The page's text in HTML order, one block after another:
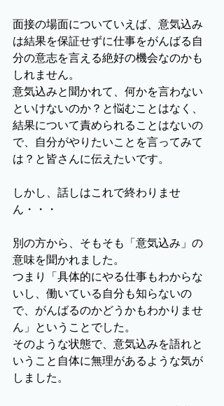
面接の場面についていえば、意気込み
は結果を保証せずに仕事をがんばる自
分の意志を言える絶好の機会なのかも
しれません。
意気込みと聞かれて、何かを言わない
といけないのか？と悩むことはなく、
結果について責められることはないの
で、自分がやりたいことを言ってみて
は？と皆さんに伝えたいです。
しかし、話しはこれで終わりませ
ん・・・
別の方から、そもそも「意気込み」の
意味を聞かれました。
つまり「具体的にやる仕事もわからな
いし、働いている自分も知らないの
で、がんばるのかどうかもわかりませ
ん」ということでした。
そのような状態で、意気込みを語れと
いうこと自体に無理があるような気が
しました。